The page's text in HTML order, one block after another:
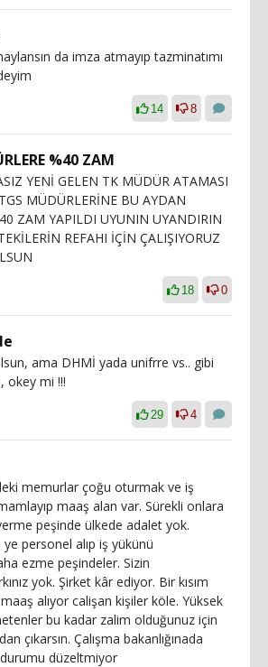
da imza atmayıp tazminatımı
14 8
%40 ZAM
YENİ GELEN TK MÜDÜR ATAMASI
MÜDÜRLERİNE BU AYDAN
ZAM YAPILDI UYUNIN UYANDIRIN
REFAHI İÇİN ÇALIŞIYORUZ
18 0
ama DHMİ yada unifrre vs.. gibi
okey mi !!!
29 4
memurlar çoğu oturmak ve iş
maaş alan var. Sürekli onlara
peşinde ülkede adalet yok.
personel alıp iş yükünü
ezme peşindeler. Sizin
yok. Şirket kâr ediyor. Bir kısım
alıyor calişan kişiler köle. Yüksek
bu kadar zalim olduğunuz için
çıkarsın. Çalışma bakanlığınada
düzeltmiyor